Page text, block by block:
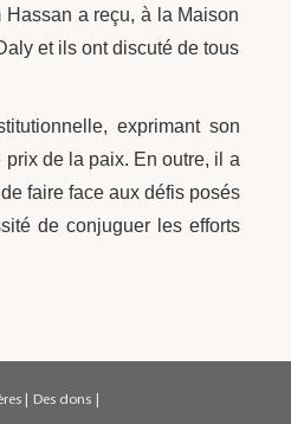
a reçu, à la Maison
et ils ont discuté de tous
exprimant son
de la paix. En outre, il a
faire face aux défis posés
de conjuguer les efforts
| Des dons |